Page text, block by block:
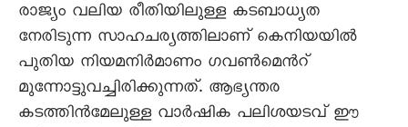
രാജ്യം വലിയ രീതിയിലുള്ള കടബാധ്യത
നേരിടുന്ന സാഹചര്യത്തിലാണ് കെനിയയിൽ
പുതിയ നിയമനിർമാണം ഗവൺമെൻറ്
മുന്നോട്ടുവച്ചിരിക്കുന്നത്. ആഭ്യന്തര
കടത്തിൻമേലുള്ള വാർഷിക പലിശയടവ് ഈ